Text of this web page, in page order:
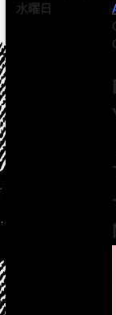
水曜日